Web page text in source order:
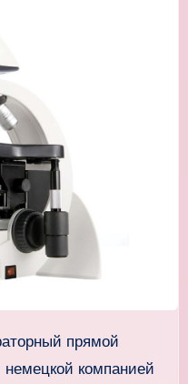
немецкой компанией